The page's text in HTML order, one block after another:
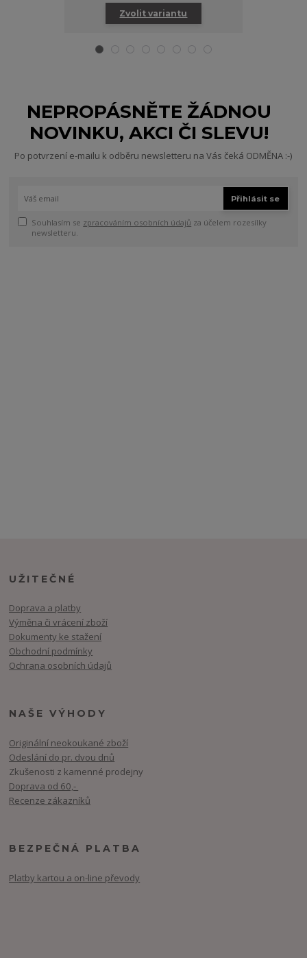
Zvolit variantu
NEPROPÁSNĚTE ŽÁDNOU
NOVINKU, AKCI ČI SLEVU!
Po potvrzení e-mailu k odběru newsletteru na Vás čeká ODMĚNA :-)
Přihlásit se
Souhlasím se zpracováním osobních údajů za účelem rozesílky
newsletteru.
UŽITEČNÉ
Doprava a platby
Výměna či vrácení zboží
Dokumenty ke stažení
Obchodní podmínky
Ochrana osobních údajů
NAŠE VÝHODY
Originální neokoukané zboží
Odeslání do pr. dvou dnů
Zkušenosti z kamenné prodejny
Doprava od 60,-
Recenze zákazníků
BEZPEČNÁ PLATBA
Platby kartou a on-line převody